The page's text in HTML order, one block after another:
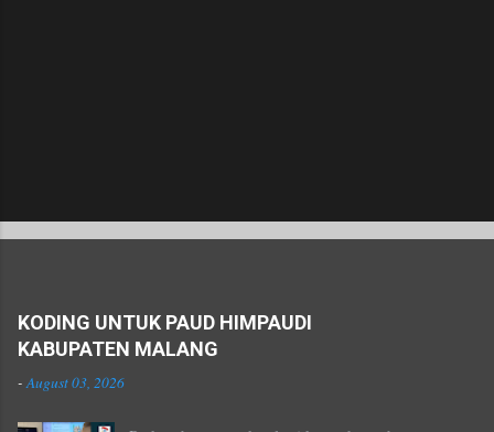
P
o
a
C
o
m
KODING UNTUK PAUD HIMPAUDI
KABUPATEN MALANG
- August 03, 2026